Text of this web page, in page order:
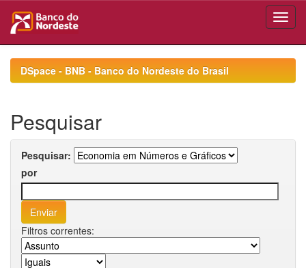
navigationDSpace - BNB - Banco do Nordeste do Brasil
Pesquisar
Pesquisar:
por
Filtros correntes: